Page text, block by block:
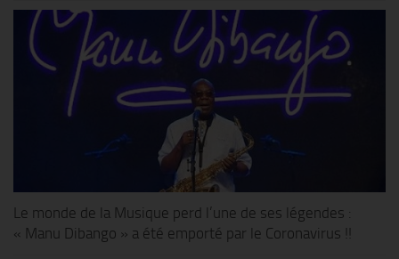
Le monde de la Musique perd l’une de ses légendes :
« Manu Dibango » a été emporté par le Coronavirus !!